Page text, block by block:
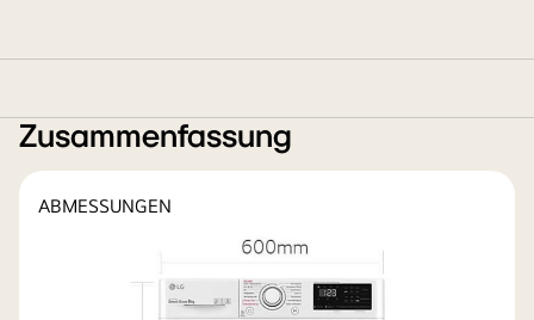
Zusammenfassung
ABMESSUNGEN